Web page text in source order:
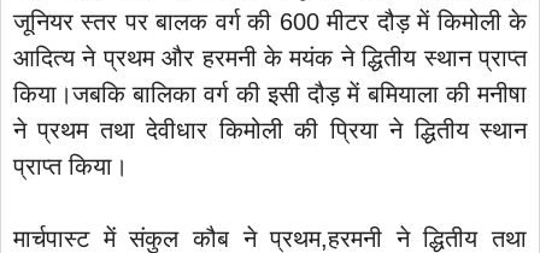
जूनियर स्तर पर बालक वर्ग की 600 मीटर दौड़ में किमोली के
आदित्य ने प्रथम और हरमनी के मयंक ने द्धितीय स्थान प्राप्त
किया।जबकि बालिका वर्ग की इसी दौड़ में बमियाला की मनीषा
ने प्रथम तथा देवीधार किमोली की प्रिया ने द्धितीय स्थान
प्राप्त किया।
मार्चपास्ट में संकुल कौब ने प्रथम,हरमनी ने द्धितीय तथा